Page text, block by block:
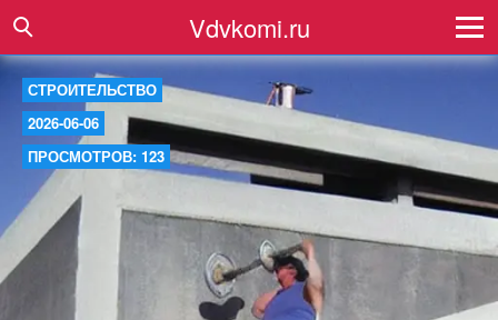
Vdvkomi.ru
СТРОИТЕЛЬСТВО
2026-06-06
ПРОСМОТРОВ: 123